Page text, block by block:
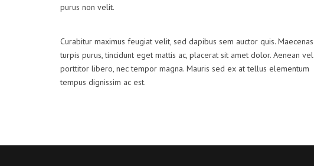
purus non velit.
Curabitur maximus feugiat velit, sed dapibus sem auctor quis. Maecenas
turpis purus, tincidunt eget mattis ac, placerat sit amet dolor. Aenean vel
porttitor libero, nec tempor magna. Mauris sed ex at tellus elementum
tempus dignissim ac est.